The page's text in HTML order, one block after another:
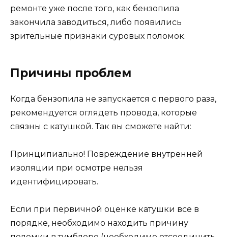
ремонте уже после того, как бензопила
закончила заводиться, либо появились
зрительные признаки суровых поломок.
Причины проблем
Когда бензопила не запускается с первого раза,
рекомендуется оглядеть провода, которые
связны с катушкой. Так вы сможете найти:
Принципиально! Повреждение внутренней
изоляции при осмотре нельзя
идентифицировать.
Если при первичной оценке катушки все в
порядке, необходимо находить причину